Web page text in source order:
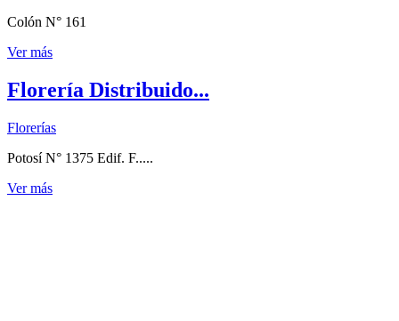
Colón N° 161
Ver más
Florería Distribuido...
Florerías
Potosí N° 1375 Edif. F.....
Ver más